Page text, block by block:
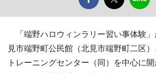
「端野ハロウィンラリー習い事体験
見市端野町公民館（北見市端野町二区
トレーニングセンター（同）を中心に